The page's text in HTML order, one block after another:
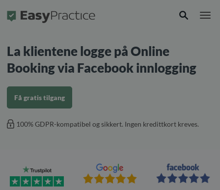
Forside
La klientene logge på Online
Booking via Facebook innlogging
Få gratis tilgang
100% GDPR-kompatibel og sikkert. Ingen kredittkort kreves.